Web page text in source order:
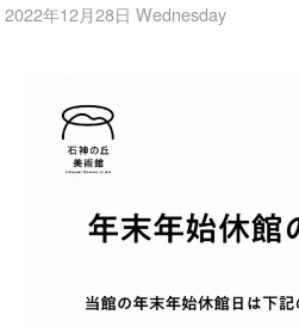
2022年12月28日 Wednesday